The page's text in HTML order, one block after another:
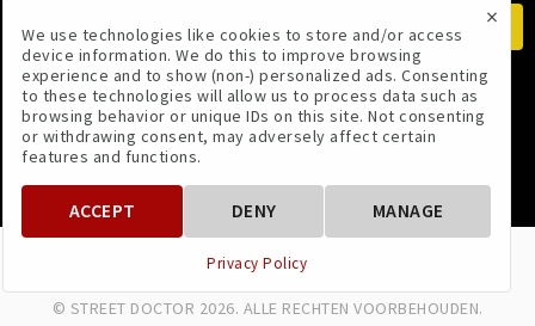
VOLG ONS
VOORWAARDEN PRIVACYBELEID
© STREET DOCTOR 2026. ALLE RECHTEN VOORBEHOUDEN.
×
We use technologies like cookies to store and/or access
device information. We do this to improve browsing
experience and to show (non-) personalized ads. Consenting
to these technologies will allow us to process data such as
browsing behavior or unique IDs on this site. Not consenting
or withdrawing consent, may adversely affect certain
features and functions.
ACCEPT DENY MANAGE
Privacy Policy